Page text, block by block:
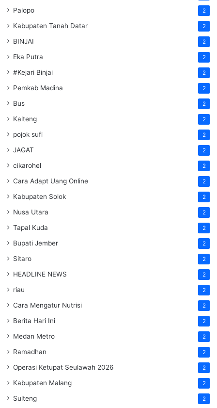
Palopo 2
Kabupaten Tanah Datar 2
BINJAI 2
Eka Putra 2
#Kejari Binjai 2
Pemkab Madina 2
Bus 2
Kalteng 2
pojok sufi 2
JAGAT 2
cikarohel 2
Cara Adapt Uang Online 2
Kabupaten Solok 2
Nusa Utara 2
Tapal Kuda 2
Bupati Jember 2
Sitaro 2
HEADLINE NEWS 2
riau 2
Cara Mengatur Nutrisi 2
Berita Hari Ini 2
Medan Metro 2
Ramadhan 2
Operasi Ketupat Seulawah 2026 2
Kabupaten Malang 2
Sulteng 2